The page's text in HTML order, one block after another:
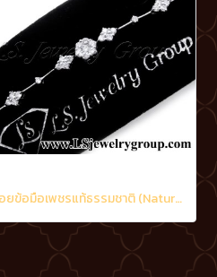
สร้อยข้อมือเพชรแท้ธรรมชาติ (Natural Diamonds) 1.15 Ct.